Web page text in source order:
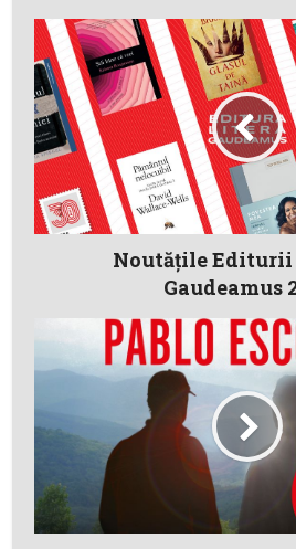
Noutăţile
Gaudeamus